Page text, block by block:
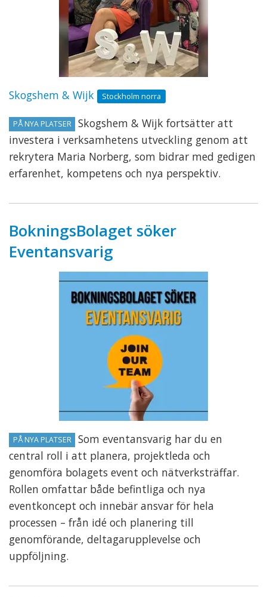
Skogshem & Wijk Stockholm norra
PÅ NYA PLATSER
Skogshem & Wijk fortsätter att
investera i verksamhetens utveckling genom att
rekrytera Maria Norberg, som bidrar med gedigen
erfarenhet, kompetens och nya perspektiv.
BokningsBolaget söker
Eventansvarig
PÅ NYA PLATSER
Som eventansvarig har du en
central roll i att planera, projektleda och
genomföra bolagets event och nätverksträffar.
Rollen omfattar både befintliga och nya
eventkoncept och innebär ansvar för hela
processen – från idé och planering till
genomförande, deltagarupplevelse och
uppföljning.